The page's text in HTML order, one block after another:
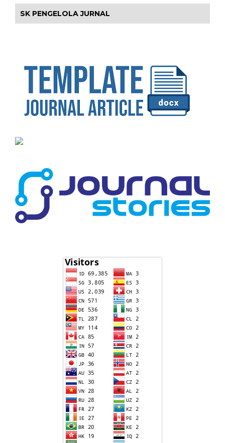
SK PENGELOLA JURNAL